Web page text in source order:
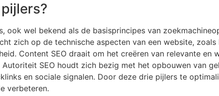
ook wel bekend als de basisprincipes van
zich op de technische aspecten van een website, zoals
Content SEO draait om het creëren van relevante en
SEO houdt zich bezig met het opbouwen van
en sociale signalen. Door deze drie pijlers te
verbeteren.